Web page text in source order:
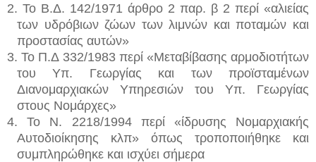
2. Το Β.Δ. 142/1971 άρθρο 2 παρ. β 2 περί «αλιείας
των υδρόβιων ζώων των λιμνών και ποταμών και
προστασίας αυτών»
3.Το Π.Δ 332/1983 περί «Μεταβίβασης αρμοδιοτήτων
του Υπ. Γεωργίας και των προϊσταμένων
Διανομαρχιακών Υπηρεσιών του Υπ. Γεωργίας
στους Νομάρχες»
4.Το Ν. 2218/1994 περί «ίδρυσης Νομαρχιακής
Αυτοδιοίκησης κλπ» όπως τροποποιήθηκε και
συμπληρώθηκε και ισχύει σήμερα